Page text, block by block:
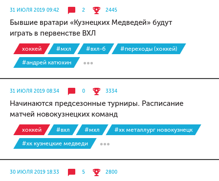
31 ИЮЛЯ 2019 09:42 2 2445
Бывшие вратари «Кузнецких Медведей» будут
играть в первенстве ВХЛ
хоккей #мхл #вхл-б
#переходы (хоккей)
#андрей катюхин
31 ИЮЛЯ 2019 08:34 0 3334
Начинаются предсезонные турниры. Расписание
матчей новокузнецких команд
хоккей #вхл #мхл
#хк металлург новокузнецк
#хк кузнецкие медведи
30 ИЮЛЯ 2019 18:33 5 2800